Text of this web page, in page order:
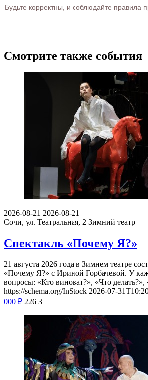
Будьте корректны, и соблюдайте правила
Смотрите также события
2026-08-21 2026-08-21
Сочи, ул. Театральная, 2 Зимний театр
Спектакль «Почему Я?»
21 августа 2026 года в Зимнем театре
«Почему Я?» с Ириной Горбачевой. У
вопросы: «Кто виноват?», «Что делать?»,
https://schema.org/InStock 2026-07-
000 ₽ 226 3